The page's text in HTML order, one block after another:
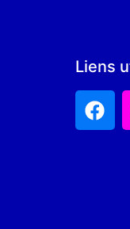
Liens